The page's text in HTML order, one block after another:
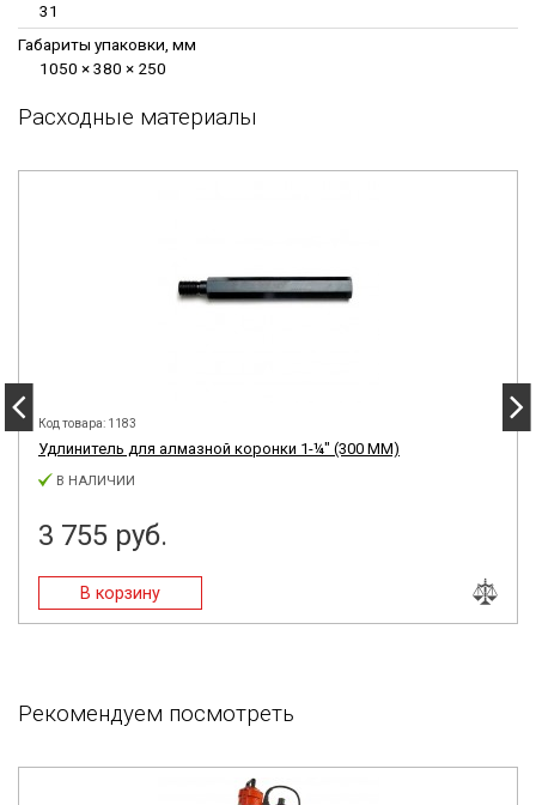
31
Габариты упаковки, мм
1050 × 380 × 250
Расходные материалы
Код товара: 1183
Удлинитель для алмазной коронки 1-¼″ (300 ММ)
В НАЛИЧИИ
3 755 руб.
Рекомендуем посмотреть